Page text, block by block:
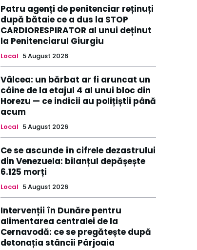
Patru agenți de penitenciar reținuți
după bătaie ce a dus la STOP
CARDIORESPIRATOR al unui deținut
la Penitenciarul Giurgiu
Local 5 August 2026
Vâlcea: un bărbat ar fi aruncat un
câine de la etajul 4 al unui bloc din
Horezu — ce indicii au polițiștii până
acum
Local 5 August 2026
Ce se ascunde în cifrele dezastrului
din Venezuela: bilanțul depășește
6.125 morți
Local 5 August 2026
Intervenții în Dunăre pentru
alimentarea centralei de la
Cernavodă: ce se pregătește după
detonația stâncii Pârjoaia